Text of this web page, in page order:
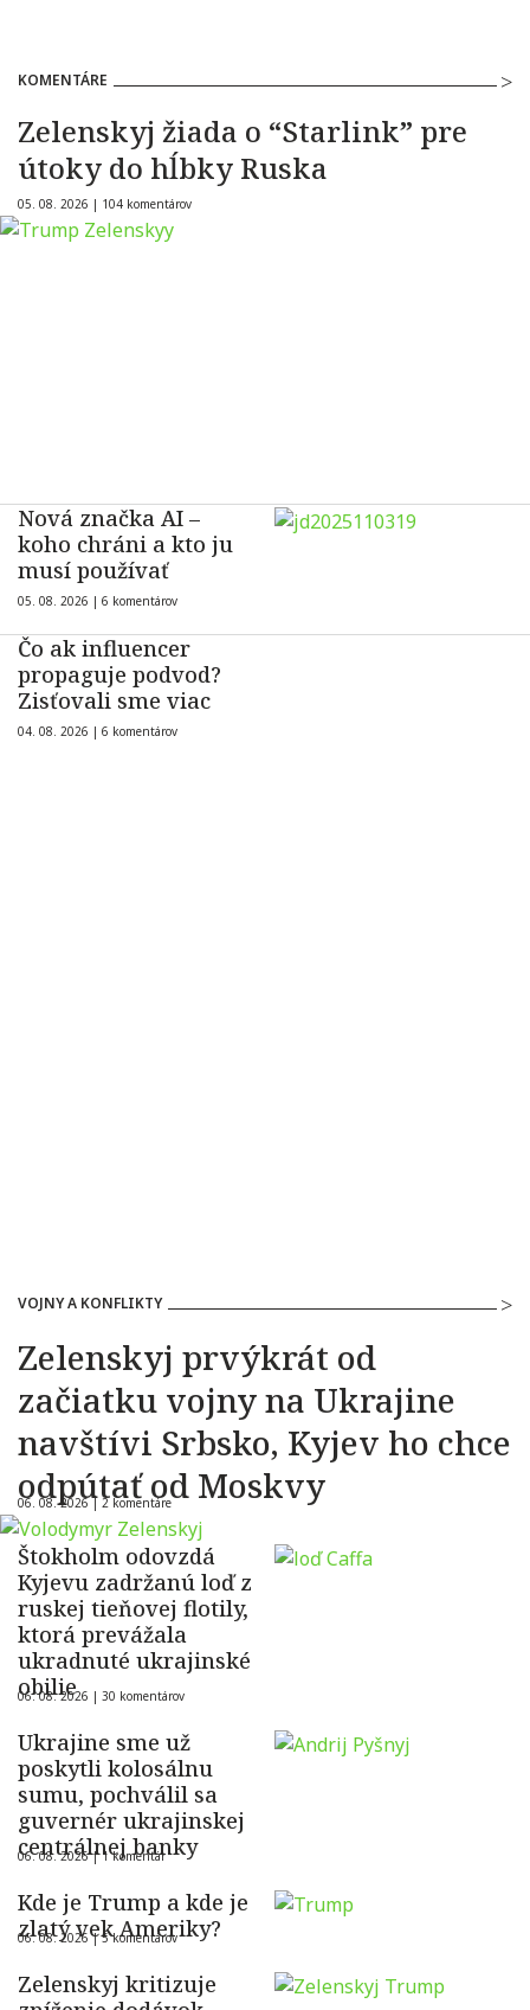
KOMENTÁRE
Zelenskyj žiada o “Starlink” pre
útoky do hĺbky Ruska
05. 08. 2026 | 104 komentárov
Nová značka AI –
koho chráni a kto ju
musí používať
05. 08. 2026 | 6 komentárov
Čo ak influencer
propaguje podvod?
Zisťovali sme viac
04. 08. 2026 | 6 komentárov
VOJNY A KONFLIKTY
Zelenskyj prvýkrát od
začiatku vojny na Ukrajine
navštívi Srbsko, Kyjev ho chce
odpútať od Moskvy
06. 08. 2026 | 2 komentáre
Štokholm odovzdá
Kyjevu zadržanú loď z
ruskej tieňovej flotily,
ktorá prevážala
ukradnuté ukrajinské
obilie
06. 08. 2026 | 30 komentárov
Ukrajine sme už
poskytli kolosálnu
sumu, pochválil sa
guvernér ukrajinskej
centrálnej banky
06. 08. 2026 |1 komentár
Kde je Trump a kde je
zlatý vek Ameriky?
06. 08. 2026 |5 komentárov
Zelenskyj kritizuje